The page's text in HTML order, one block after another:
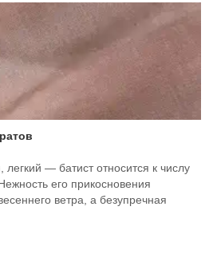
— батист относится к числу
его прикосновения
ветра, а безупречная